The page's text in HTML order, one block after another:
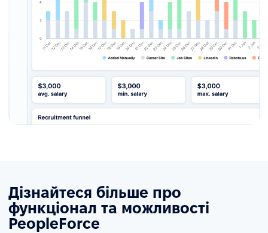
Дізнайтеся більше про
функціонал та можливості
PeopleForce